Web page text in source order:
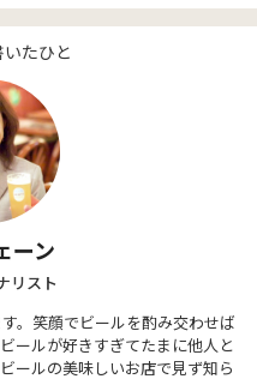
いたひと
ーン
リスト
。笑顔でビールを酌み交わせば
ールが好きすぎてたまに他人と
ールの美味しいお店で見ず知ら